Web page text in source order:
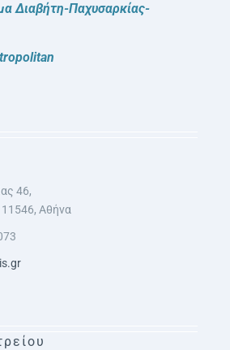
Διαβήτη-Παχυσαρκίας-
46,
Αθήνα